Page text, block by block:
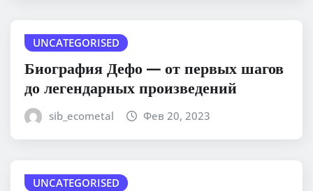
UNCATEGORISED
Биография Дефо — от первых шагов
до легендарных произведений
sib_ecometal Фев 20, 2023
UNCATEGORISED